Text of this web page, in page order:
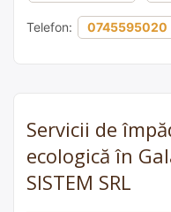
Telefon: 0745595020
Servicii de
ecologică în
SISTEM SRL